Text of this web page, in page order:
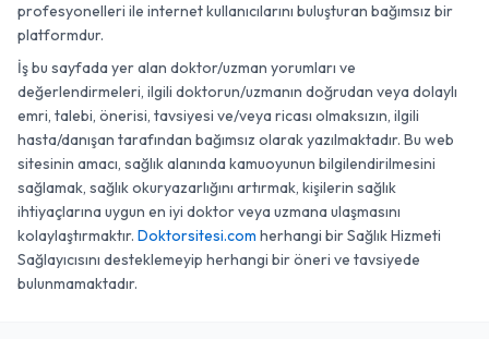
profesyonelleri ile internet kullanıcılarını buluşturan bağımsız bir
platformdur.
İş bu sayfada yer alan doktor/uzman yorumları ve
değerlendirmeleri, ilgili doktorun/uzmanın doğrudan veya dolaylı
emri, talebi, önerisi, tavsiyesi ve/veya ricası olmaksızın, ilgili
hasta/danışan tarafından bağımsız olarak yazılmaktadır. Bu web
sitesinin amacı, sağlık alanında kamuoyunun bilgilendirilmesini
sağlamak, sağlık okuryazarlığını artırmak, kişilerin sağlık
ihtiyaçlarına uygun en iyi doktor veya uzmana ulaşmasını
kolaylaştırmaktır. Doktorsitesi.com herhangi bir Sağlık Hizmeti
Sağlayıcısını desteklemeyip herhangi bir öneri ve tavsiyede
bulunmamaktadır.